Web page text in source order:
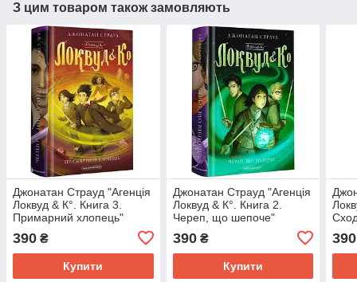
З цим товаром також замовляють
Джонатан Страуд "Агенція
Локвуд & К°. Книга 3.
Примарний хлопець"
390 ₴
Купити
Джонатан Страуд "Агенція
Локвуд & К°. Книга 2.
Череп, що шепоче"
390₴
Купити
390